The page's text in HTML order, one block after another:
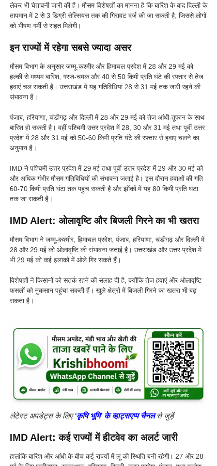
लेकर भी चेतावनी जारी की है। मौसम विशेषज्ञों का मानना है कि बारिश के बाद दिल्ली के
तापमान में 2 से 3 डिग्री सेल्सियस तक की गिरावट दर्ज की जा सकती है, जिससे लोगों
को भीषण गर्मी से राहत मिलेगी।
इन राज्यों में रहेगा सबसे ज्यादा असर
मौसम विभाग के अनुसार जम्मू-कश्मीर और हिमाचल प्रदेश में 28 और 29 मई को
हल्की से मध्यम बारिश, गरज-चमक और 40 से 50 किमी प्रति घंटे की रफ्तार से तेज
हवाएं चल सकती हैं। उत्तराखंड में यह गतिविधियां 28 से 31 मई तक जारी रहने की
संभावना है।
पंजाब, हरियाणा, चंडीगढ़ और दिल्ली में 28 और 29 मई को तेज आंधी-तूफान के साथ
बारिश हो सकती है। वहीं पश्चिमी उत्तर प्रदेश में 28, 30 और 31 मई तथा पूर्वी उत्तर
प्रदेश में 28 और 31 मई को 50-60 किमी प्रति घंटे की रफ्तार से हवाएं चलने का
अनुमान है।
IMD ने पश्चिमी उत्तर प्रदेश में 29 मई तथा पूर्वी उत्तर प्रदेश में 29 और 30 मई को
और अधिक गंभीर मौसम गतिविधियों की संभावना जताई है। इस दौरान हवाओं की गति
60-70 किमी प्रति घंटा तक पहुंच सकती है और झोंकों में यह 80 किमी प्रति घंटा
तक जा सकती है।
IMD Alert: ओलावृष्टि और बिजली गिरने का भी खतरा
मौसम विभाग ने जम्मू-कश्मीर, हिमाचल प्रदेश, पंजाब, हरियाणा, चंडीगढ़ और दिल्ली में
28 और 29 मई को ओलावृष्टि की संभावना जताई है। उत्तराखंड और उत्तर प्रदेश में
भी 29 मई को कई इलाकों में ओले गिर सकते हैं।
विशेषज्ञों ने किसानों को सतर्क रहने की सलाह दी है, क्योंकि तेज हवाएं और ओलावृष्टि
फसलों को नुकसान पहुंचा सकती हैं। खुले क्षेत्रों में बिजली गिरने का खतरा भी बढ़
सकता है।
लेटेस्ट अपडेट्स के लिए‘कृषि भूमि’ के व्हाट्सएप्प चैनलसे जुड़ें
IMD Alert: कई राज्यों में हीटवेव का अलर्ट जारी
हालांकि बारिश और आंधी के बीच कई राज्यों में लू की स्थिति बनी रहेगी। 27 और 28